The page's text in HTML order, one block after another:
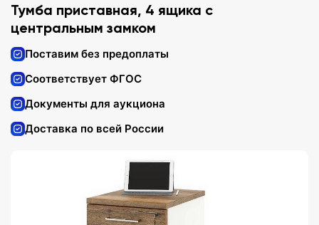
Тумба приставная, 4 ящика с
центральным замком
Поставим без предоплаты
Соответствует ФГОС
Документы для аукциона
Доставка по всей России